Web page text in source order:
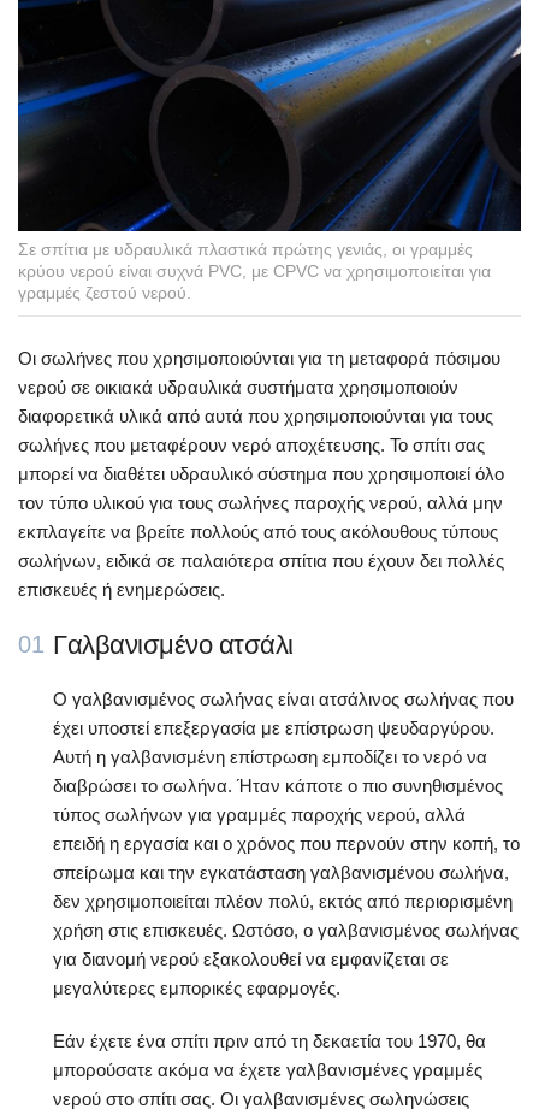
Σε σπίτια με υδραυλικά πλαστικά πρώτης γενιάς, οι γραμμές
κρύου νερού είναι συχνά PVC, με CPVC να χρησιμοποιείται για
γραμμές ζεστού νερού.
Οι σωλήνες που χρησιμοποιούνται για τη μεταφορά πόσιμου
νερού σε οικιακά υδραυλικά συστήματα χρησιμοποιούν
διαφορετικά υλικά από αυτά που χρησιμοποιούνται για τους
σωλήνες που μεταφέρουν νερό αποχέτευσης. Το σπίτι σας
μπορεί να διαθέτει υδραυλικό σύστημα που χρησιμοποιεί όλο
τον τύπο υλικού για τους σωλήνες παροχής νερού, αλλά μην
εκπλαγείτε να βρείτε πολλούς από τους ακόλουθους τύπους
σωλήνων, ειδικά σε παλαιότερα σπίτια που έχουν δει πολλές
επισκευές ή ενημερώσεις.
01 Γαλβανισμένο ατσάλι
Ο γαλβανισμένος σωλήνας είναι ατσάλινος σωλήνας που
έχει υποστεί επεξεργασία με επίστρωση ψευδαργύρου.
Αυτή η γαλβανισμένη επίστρωση εμποδίζει το νερό να
διαβρώσει το σωλήνα. Ήταν κάποτε ο πιο συνηθισμένος
τύπος σωλήνων για γραμμές παροχής νερού, αλλά
επειδή η εργασία και ο χρόνος που περνούν στην κοπή, το
σπείρωμα και την εγκατάσταση γαλβανισμένου σωλήνα,
δεν χρησιμοποιείται πλέον πολύ, εκτός από περιορισμένη
χρήση στις επισκευές. Ωστόσο, ο γαλβανισμένος σωλήνας
για διανομή νερού εξακολουθεί να εμφανίζεται σε
μεγαλύτερες εμπορικές εφαρμογές.
Εάν έχετε ένα σπίτι πριν από τη δεκαετία του 1970, θα
μπορούσατε ακόμα να έχετε γαλβανισμένες γραμμές
νερού στο σπίτι σας. Οι γαλβανισμένες σωληνώσεις